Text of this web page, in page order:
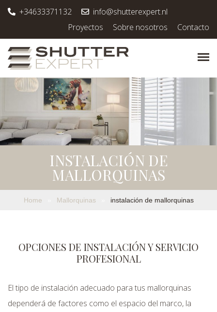
+34633371132
info@shutterexpert.nl
Proyectos
Sobre nosotros Contacto
INSTALACIÓN DE
MALLORQUINAS
Home Mallorquinas instalación de mallorquinas
OPCIONES DE INSTALACIÓN Y SERVICIO
PROFESIONAL
El tipo de instalación adecuado para tus mallorquinas
dependerá de factores como el espacio del marco, la